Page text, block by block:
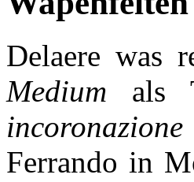
Delaere was
Medium als
Ferrando in